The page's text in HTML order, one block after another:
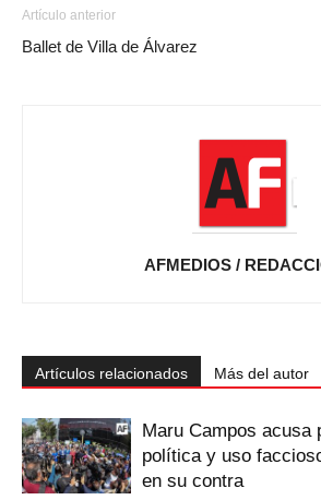
Artículo anterior
Ballet de Villa de Álvarez
AFMEDIOS /
Artículos relacionados Más del autor
Maru Campos acusa
política y uso
en su contra